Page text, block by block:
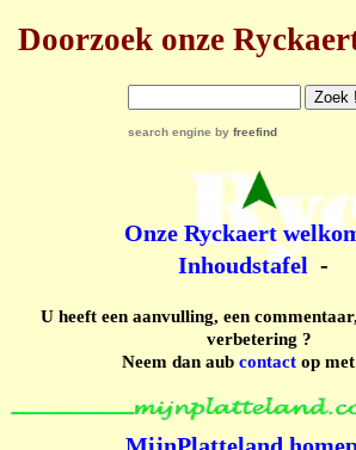
Doorzoek onze
search engine by freefind
Onze Ryckaert
Inhoudstafel -
U heeft een aanvulling, een
verbetering ?
Neem dan aub contactop met